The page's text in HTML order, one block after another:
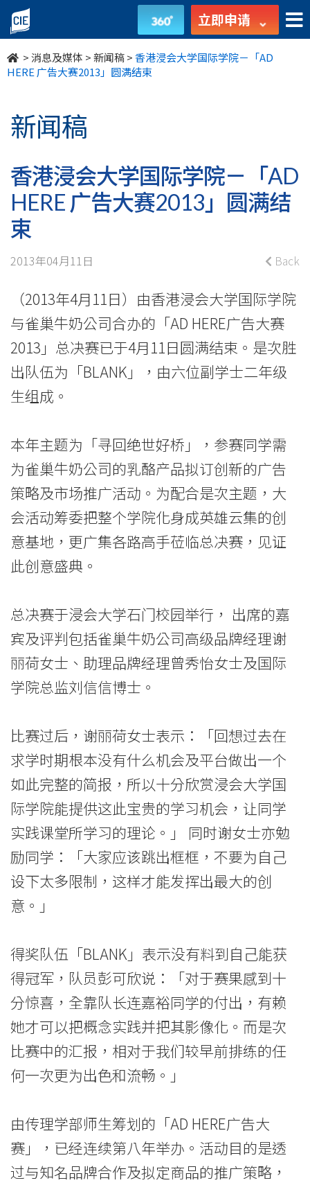
香
港
浸
大
学
国
际
学
－
「AD
HERE
广
告
大
赛
2013」
圆
满
结
束
学
院
消
息
国
际
学
香
港
浸
会
大
学
立即申请
>消息及媒体 >新闻稿>香港浸会大学国际学院－「AD
HERE 广告大赛2013」圆满结束
新闻稿
香港浸会大学国际学院－「AD
HERE 广告大赛2013」圆满结
束
2013年04月11日 Back
（2013年4月11日）由香港浸会大学国际学院
与雀巢牛奶公司合办的「AD HERE广告大赛
2013」总决赛已于4月11日圆满结束。是次胜
出队伍为「BLANK」，由六位副学士二年级
生组成。
本年主题为「寻回绝世好桥」，参赛同学需
为雀巢牛奶公司的乳酪产品拟订创新的广告
策略及市场推广活动。为配合是次主题，大
会活动筹委把整个学院化身成英雄云集的创
意基地，更广集各路高手莅临总决赛，见证
此创意盛典。
总决赛于浸会大学石门校园举行， 出席的嘉
宾及评判包括雀巢牛奶公司高级品牌经理谢
丽荷女士、助理品牌经理曾秀怡女士及国际
学院总监刘信信博士。
比赛过后，谢丽荷女士表示：「回想过去在
求学时期根本没有什么机会及平台做出一个
如此完整的简报，所以十分欣赏浸会大学国
际学院能提供这此宝贵的学习机会，让同学
实践课堂所学习的理论。」 同时谢女士亦勉
励同学：「大家应该跳出框框，不要为自己
设下太多限制，这样才能发挥出最大的创
意。」
得奖队伍「BLANK」表示没有料到自己能获
得冠军，队员彭可欣说：「对于赛果感到十
分惊喜，全靠队长连嘉裕同学的付出，有赖
她才可以把概念实践并把其影像化。而是次
比赛中的汇报，相对于我们较早前排练的任
何一次更为出色和流畅。」
由传理学部师生筹划的「AD HERE广告大
赛」，已经连续第八年举办。活动目的是透
过与知名品牌合作及拟定商品的推广策略，